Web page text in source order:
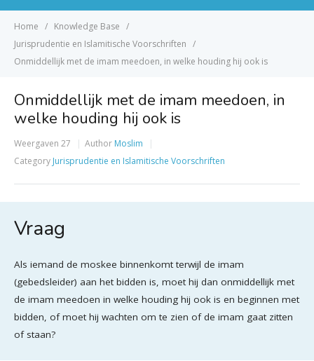
Home
Knowledge Base
Jurisprudentie en Islamitische Voorschriften
Onmiddellijk met de imam meedoen, in welke houding hij ook is
Onmiddellijk met de imam meedoen, in
welke houding hij ook is
Weergaven 27 Author Moslim
Category Jurisprudentie en Islamitische Voorschriften
Vraag
Als iemand de moskee binnenkomt terwijl de imam
(gebedsleider) aan het bidden is, moet hij dan onmiddellijk met
de imam meedoen in welke houding hij ook is en beginnen met
bidden, of moet hij wachten om te zien of de imam gaat zitten
of staan?